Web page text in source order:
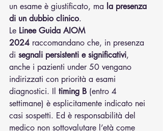
un esame è giustificato, ma la presenza
di un dubbio clinico.
Le Linee Guida AIOM
2024 raccomandano che, in presenza
di segnali persistenti e significativi,
anche i pazienti under 50 vengano
indirizzati con priorità a esami
diagnostici. Il timing B (entro 4
settimane) è esplicitamente indicato nei
casi sospetti. Ed è responsabilità del
medico non sottovalutare l’età come